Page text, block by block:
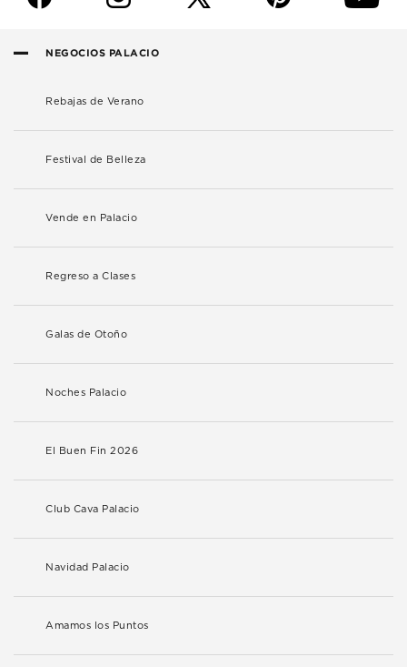
NEGOCIOS PALACIO
Rebajas de Verano
Festival de Belleza
Vende en Palacio
Regreso a Clases
Galas de Otoño
Noches Palacio
El Buen Fin 2026
Club Cava Palacio
Navidad Palacio
Amamos los Puntos